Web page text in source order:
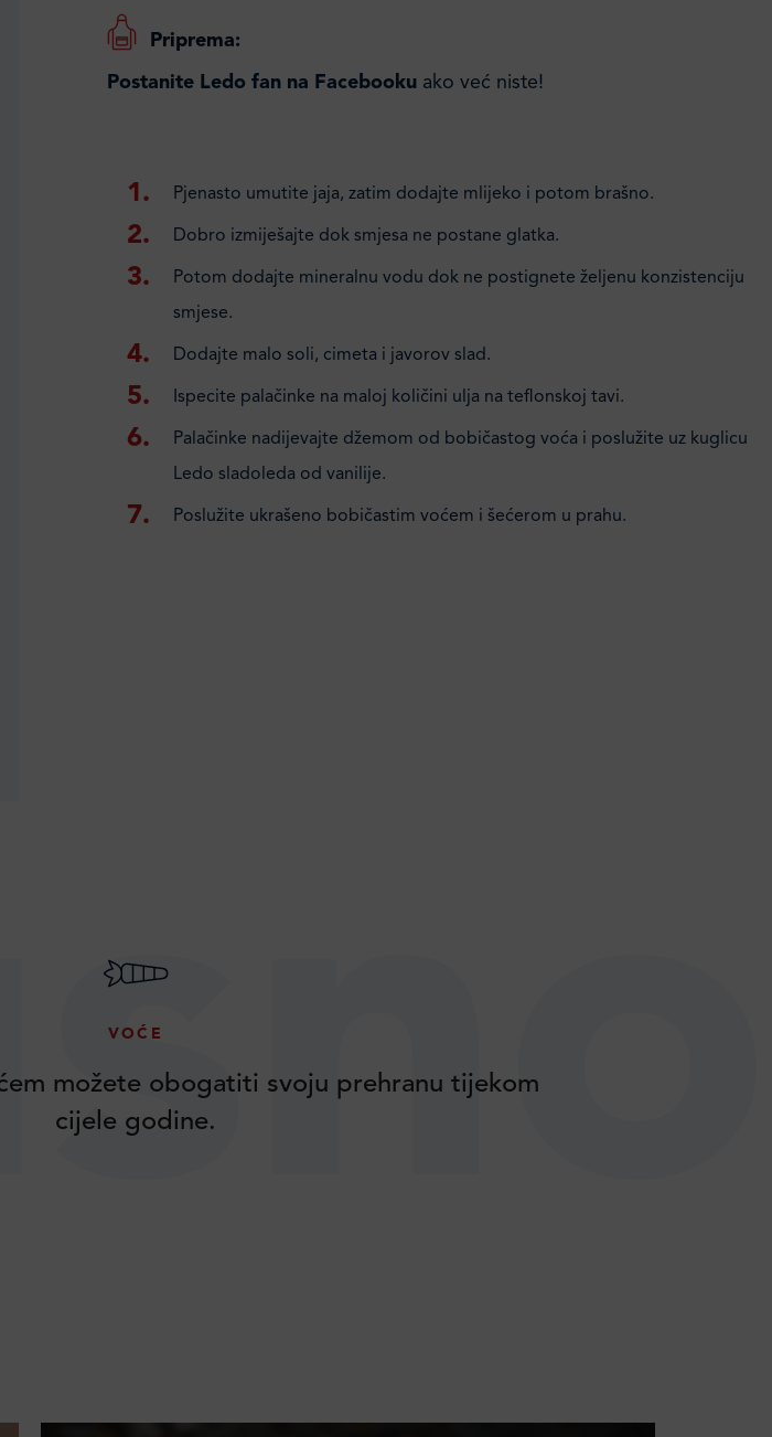
Priprema:
Postanite Ledo fan na Facebookuako već niste!
Pjenasto umutite jaja, zatim dodajte mlijeko i potom brašno.
Dobro izmiješajte dok smjesa ne postane glatka.
Potom dodajte mineralnu vodu dok ne postignete željenu konzistenciju
smjese.
Dodajte malo soli, cimeta i javorov slad.
Ispecite palačinke na maloj količini ulja na teflonskoj tavi.
Palačinke nadijevajte džemom od bobičastog voća i poslužite uz kuglicu
Ledo sladoleda od vanilije.
Poslužite ukrašeno bobičastim voćem i šećerom u prahu.
VOĆE
možete obogatiti svoju prehranu tijekom
cijele godine.